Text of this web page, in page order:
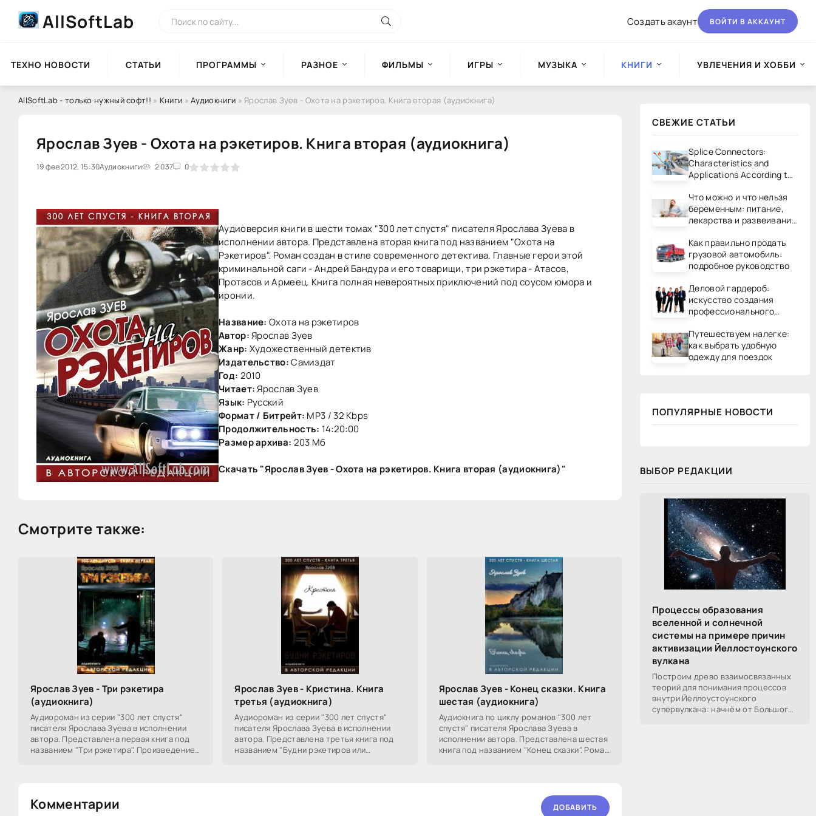
AllSoftLab Создать акаунт ВОЙТИ В АККАУНТ
ТЕХНО НОВОСТИ СТАТЬИ ПРОГРАММЫ РАЗНОЕ ФИЛЬМЫ ИГРЫ МУЗЫКА КНИГИ УВЛЕЧЕНИЯ И ХОББИ
AllSoftLab - только нужный софт!! » Книги »Аудиокниги » Ярослав Зуев - Охота на рэкетиров. Книга вторая (аудиокнига)
Ярослав Зуев - Охота на рэкетиров. Книга вторая (аудиокнига)
19 фев 2012, 15:30Аудиокниги 2 037 0
0 1 2 3 4 5
Аудиоверсия книги в шести томах "300 лет спустя" писателя Ярослава Зуева в
исполнении автора. Представлена вторая книга под названием "Охота на
Рэкетиров". Роман создан в стиле современного детектива. Главные герои этой
криминальной саги - Андрей Бандура и его товарищи, три рэкетира - Атасов,
Протасов и Армеец. Книга полная невероятных приключений под соусом юмора и
иронии.
Название: Охота на рэкетиров
Автор:Ярослав Зуев
Жанр: Художественный детектив
Издательство:Самиздат
Год: 2010
Читает:Ярослав Зуев
Язык: Русский
Формат / Битрейт: MP3 / 32 Kbps
Продолжительность: 14:20:00
Размер архива: 203 Мб
Скачать "Ярослав Зуев - Охота на рэкетиров. Книга вторая (аудиокнига)"
Смотрите также:
Ярослав Зуев - Три рэкетира
(аудиокнига)
Аудиороман из серии "300 лет спустя"
писателя Ярослава Зуева в исполнении
автора. Представлена первая книга под
названием "Три рэкетира". Произведение
Ярослав Зуев - Кристина. Книга
третья (аудиокнига)
Аудиороман из серии "300 лет спустя"
писателя Ярослава Зуева в исполнении
автора. Представлена третья книга под
названием "Будни рэкетиров или
Ярослав Зуев - Конец сказки. Книга
шестая (аудиокнига)
Аудиокнига по циклу романов "300 лет
спустя" писателя Ярослава Зуева в
исполнении автора. Представлена шестая
книга под названием "Конец сказки". Роман
Комментарии ДОБАВИТЬ
СВЕЖИЕ СТАТЬИ
Splice Connectors:
Characteristics and
Applications According to
Что можно и что нельзя
беременным: питание,
лекарства и развеивание
Как правильно продать
грузовой автомобиль:
подробное руководство
Деловой гардероб:
искусство создания
профессионального
Путешествуем налегке:
как выбрать удобную
одежду для поездок
ПОПУЛЯРНЫЕ НОВОСТИ
ВЫБОР РЕДАКЦИИ
Процессы образования
вселенной и солнечной
системы на примере причин
активизации Йеллостоунского
вулкана
Построим древо взаимосвязанных
теорий для понимания процессов
внутри Йеллоустоунского
супервулкана: начнём от Большого